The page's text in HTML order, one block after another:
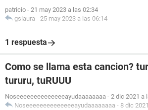
patricio - 21 may 2023 a las 02:34
gslaura - 25 may 2023 a las 06:14
1 respuesta
Como se llama esta cancion?
tururu, tuRUUU
Noseeeeeeeeeeeeeeayudaaaaaaaa - 2 dic 2021 a
Noseeeeeeeeeeeeeeayudaaaaaaaa - 8 dic